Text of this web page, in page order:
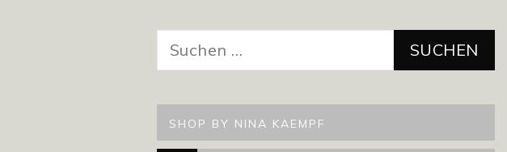
nach:
SHOP BY NINA KAEMPF